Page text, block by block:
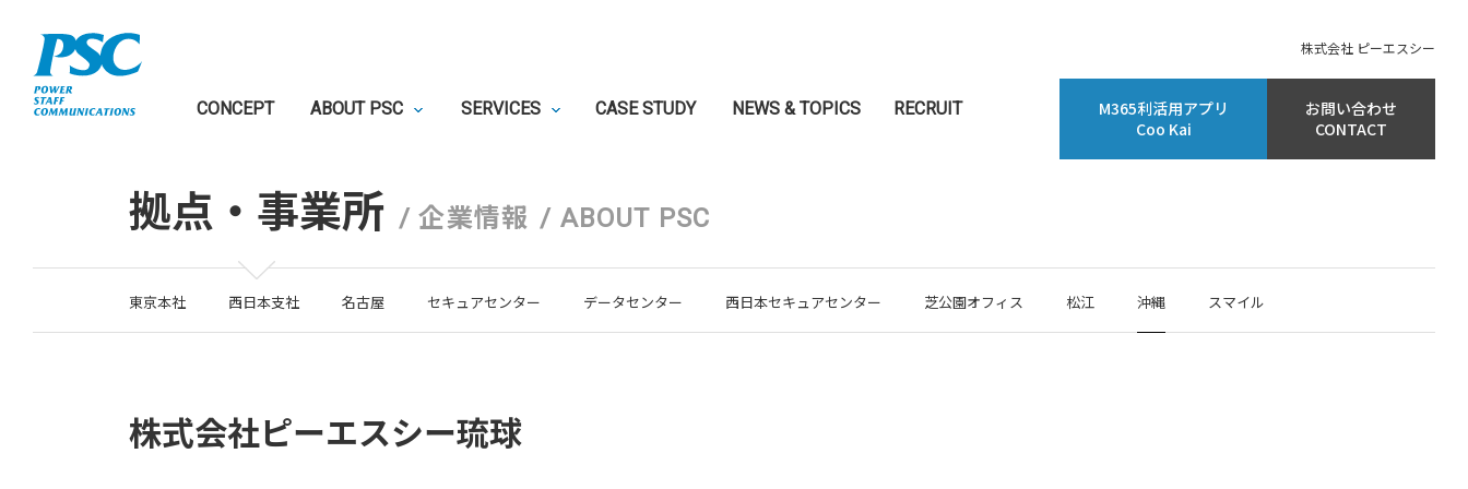
株式会社 ピーエスシー
CONCEPT ABOUT PSC SERVICES CASE STUDY NEWS & TOPICS RECRUIT
M365利活用アプリ
Coo Kai
お問い合わせ
CONTACT
拠点・事業所 /企業情報 / ABOUT PSC
東京本社 西日本支社 名古屋 セキュアセンター データセンター 西日本セキュアセンター 芝公園オフィス 松江 沖縄 スマイル
株式会社ピーエスシー琉球